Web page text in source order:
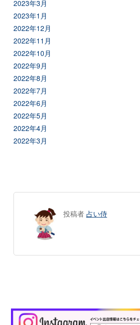
2023年3月
2023年1月
2022年12月
2022年11月
2022年10月
2022年9月
2022年8月
2022年7月
2022年6月
2022年5月
2022年4月
2022年3月
投稿者 占い侍